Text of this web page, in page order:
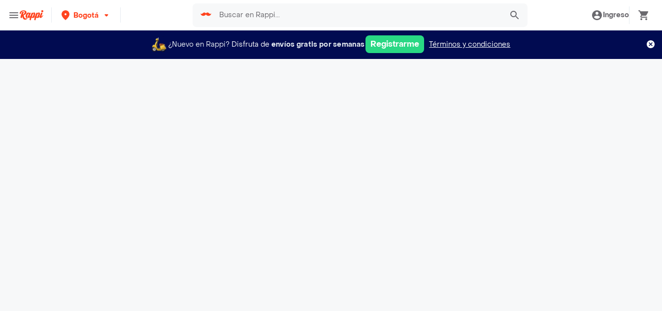
Bogotá Ingreso
¿Nuevo en Rappi? Disfruta de envíos gratis por semanas Registrarme Términos y condiciones